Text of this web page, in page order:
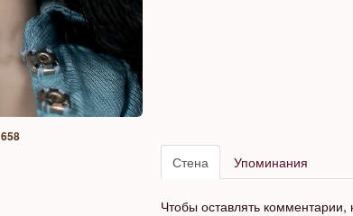
658
Стена Упоминания
Чтобы оставлять